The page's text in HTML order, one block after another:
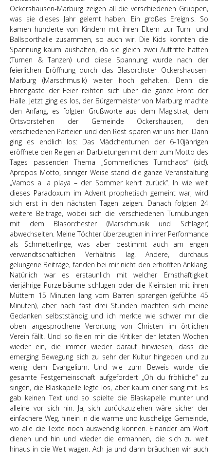
Ockershausen-Marburg zeigen all die verschiedenen Gruppen,
was sie dieses Jahr gelernt haben. Ein großes Ereignis. So
kamen hunderte von Kindern mit ihren Eltern zur Turn- und
Ballsporthalle zusammen, so auch wir. Die Kids konnten die
Spannung kaum aushalten, da sie gleich zwei Auftritte hatten
(Turnen & Tanzen) und diese Spannung wurde nach der
feierlichen Eröffnung durch das Blasorchster Ockershausen-
Marburg (Marschmusik) weiter hoch gehalten. Denn die
Ehrengäste der Feier reihten sich über die ganze Front der
Halle. Jetzt ging es los, der Bürgermeister von Marburg machte
den Anfang, es folgten Grußworte aus dem Magistrat, dem
Ortsvorstehen der Gemeinde Ockershausen, den
verschiedenen Parteien und den Rest sparen wir uns hier. Dann
ging es endlich los: Das Mädchenturnen der 6-10jährigen
eröffnete den Reigen an Darbietungen mit dem zum Motto des
Tages passenden Thema „Sommerliches Turnchaos“ (sic!).
Apropos Motto, sinniger Weise stand die ganze Veranstaltung
„Vamos a la playa – der Sommer kehrt zurück“. In wie weit
dieses Paradoxum im Advent prophetisch gemeint war, wird
sich erst in den nächsten Tagen zeigen. Danach folgten 24
weitere Beiträge, wobei sich die verschiedenen Turnübungen
mit dem Blasorchester (Marschmusik und Schlager)
abwechselten. Meine Töchter überzeugten in ihrer Performance
als Schmetterlinge, was aber bestimmt auch am engen
verwandtschaftlichen Verhältnis lag. Andere, durchaus
gelungene Beiträge, fanden bei mir nicht den erhofften Anklang.
Natürlich war es erstaunlich mit welcher Ernsthaftigkeit
vierjährige Purzelbäume schlugen oder die Kleinsten mit ihren
Müttern 15 Minuten lang vom Barren sprangen (gefühlte 45
Minuten), aber nach fast drei Stunden machten sich meine
Gedanken selbstständig und ich merkte wie schwer mir die
oben angesprochene Verortung von Christen im örtlichen
Verein fällt. Und so fielen mir die Kritiker der letzten Wochen
wieder ein, die immer wieder darauf hinwiesen, dass die
emerging Bewegung sich zu sehr der Kultur hingeben und zu
wenig dem Evangelium. Und wie zum Beweis wurde die
gesamte Festgemeinschaft aufgefordert „Oh du fröhliche“ zu
singen, die Blaskapelle legte los, aber kaum einer sang mit. Es
gab keinen Text und so spielte die Blaskapelle munter und
alleine vor sich hin. Ja, sich zurückzuziehen wäre sicher der
einfachere Weg, hinein in die warme und kuschelige Gemeinde,
wo alle die Texte noch auswendig können. Einander am Wort
dienen und hin und wieder die ermahnen, die sich zu weit
hinaus in die Welt wagen. Ach ja und dann bräuchten wir auch